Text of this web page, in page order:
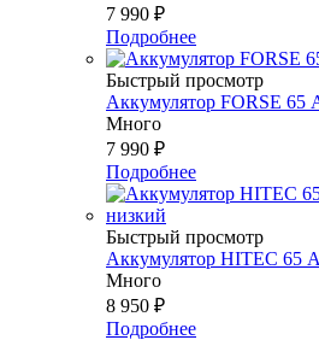
7 990 ₽
Подробнее
Быстрый просмотр
Аккумулятор FORSE 65
Много
7 990 ₽
Подробнее
Быстрый просмотр
Аккумулятор HITEC 65
Много
8 950 ₽
Подробнее